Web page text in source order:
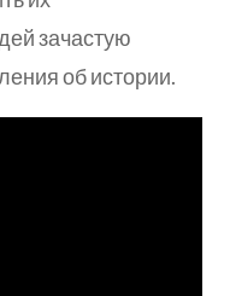
зачастую
об истории.